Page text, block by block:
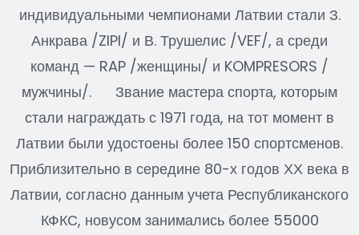
индивидуальными чемпионами Латвии стали З.
Анкрава /ZIPI/ и В. Трушелис /VEF/, а среди
команд — RAP /женщины/ и KOMPRESORS /
мужчины/. Звание мастера спорта, которым
стали награждать с 1971 года, на тот момент в
Латвии были удостоены более 150 спортсменов.
Приблизительно в середине 80-х годов ХХ века в
Латвии, согласно данным учета Республиканского
КФКС, новусом занимались более 55000